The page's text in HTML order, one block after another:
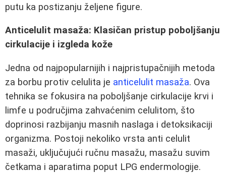
putu ka postizanju željene figure.
Anticelulit masaža: Klasičan pristup poboljšanju
cirkulacije i izgleda kože
Jedna od najpopularnijih i najpristupačnijih metoda
za borbu protiv celulita je anticelulit masaža. Ova
tehnika se fokusira na poboljšanje cirkulacije krvi i
limfe u područjima zahvaćenim celulitom, što
doprinosi razbijanju masnih naslaga i detoksikaciji
organizma. Postoji nekoliko vrsta anti celulit
masaži, uključujući ručnu masažu, masažu suvim
četkama i aparatima poput LPG endermologije.